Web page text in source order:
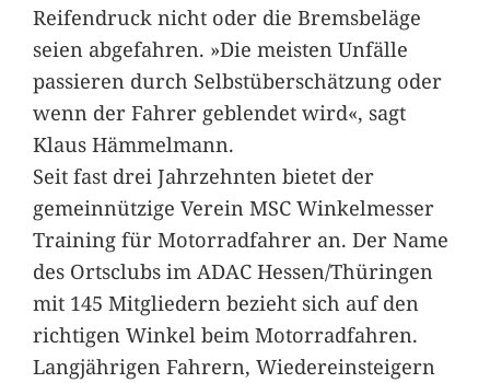
Reifendruck nicht oder die Bremsbeläge
seien abgefahren. »Die meisten Unfälle
passieren durch Selbstüberschätzung oder
wenn der Fahrer geblendet wird«, sagt
Klaus Hämmelmann.
Seit fast drei Jahrzehnten bietet der
gemeinnützige Verein MSC Winkelmesser
Training für Motorradfahrer an. Der Name
des Ortsclubs im ADAC Hessen/Thüringen
mit 145 Mitgliedern bezieht sich auf den
richtigen Winkel beim Motorradfahren.
Langjährigen Fahrern, Wiedereinsteigern